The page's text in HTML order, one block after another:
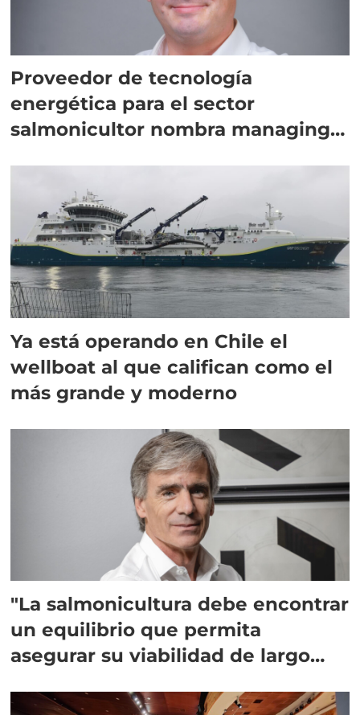
Proveedor de tecnología
energética para el sector
salmonicultor nombra managing
Ya está operando en Chile el
wellboat al que califican como el
más grande y moderno
"La salmonicultura debe encontrar
un equilibrio que permita
asegurar su viabilidad de largo